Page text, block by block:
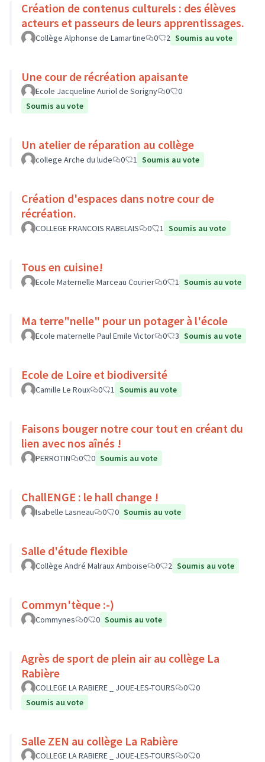
Création de contenus culturels : des élèves
acteurs et passeurs de leurs apprentissages.
Collège Alphonse de Lamartine 0 2 Soumis au vote
Une cour de récréation apaisante
Ecole Jacqueline Auriol de Sorigny 0
0
Soumis au vote
Un atelier de réparation au collège
college Arche du lude 0 1 Soumis au vote
Création d'espaces dans notre cour de
récréation.
COLLEGE FRANCOIS RABELAIS 0 1 Soumis au vote
Tous en cuisine!
Ecole Maternelle Marceau Courier 0 1 Soumis au vote
Ma terre"nelle" pour un potager à l'école
Ecole maternelle Paul Emile Victor 0 3 Soumis au vote
Ecole de Loire et biodiversité
Camille Le Roux 0 1 Soumis au vote
Faisons bouger notre cour tout en créant du
lien avec nos aînés !
PERROTIN 0 0 Soumis au vote
ChallENGE : le hall change !
Isabelle Lasneau 0 0 Soumis au vote
Salle d'étude flexible
Collège André Malraux Amboise 0 2 Soumis au vote
Commyn'tèque :-)
Commynes 0 0 Soumis au vote
Agrès de sport de plein air au collège La
Rabière
COLLEGE LA RABIERE _ JOUE-LES-TOURS 0
0
Soumis au vote
Salle ZEN au collège La Rabière
COLLEGE LA RABIERE _ JOUE-LES-TOURS 0
0